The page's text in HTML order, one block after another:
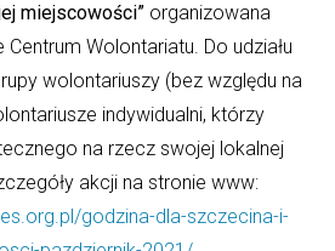
miejscowości” organizowana
Centrum Wolontariatu. Do udziału
wolontariuszy (bez względu na
indywidualni, którzy
na rzecz swojej lokalnej
akcji na stronie www:
godzina-dla-szczecina-i-